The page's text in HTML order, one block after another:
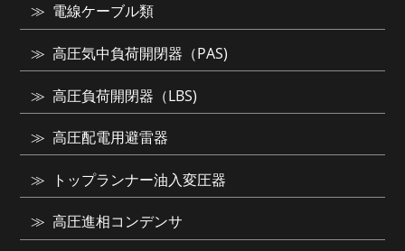
電線ケーブル類
高圧気中負荷開閉器（PAS)
高圧負荷開閉器（LBS)
高圧配電用避雷器
トップランナー油入変圧器
高圧進相コンデンサ